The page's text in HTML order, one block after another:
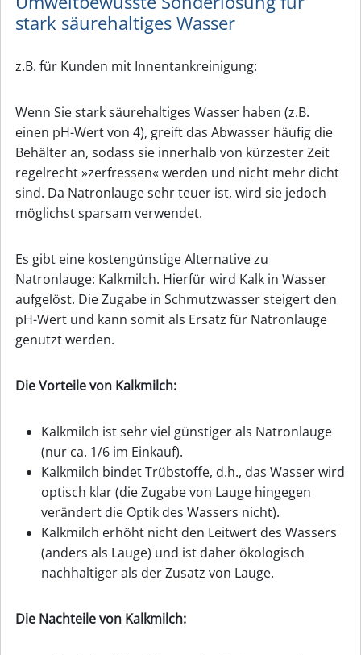
stark säurehaltiges Wasser
z.B. für Kunden mit Innentankreinigung:
Wenn Sie stark säurehaltiges Wasser haben (z.B.
einen pH-Wert von 4), greift das Abwasser häufig die
Behälter an, sodass sie innerhalb von kürzester Zeit
regelrecht »zerfressen« werden und nicht mehr dicht
sind. Da Natronlauge sehr teuer ist, wird sie jedoch
möglichst sparsam verwendet.
Es gibt eine kostengünstige Alternative zu
Natronlauge: Kalkmilch. Hierfür wird Kalk in Wasser
aufgelöst. Die Zugabe in Schmutzwasser steigert den
pH-Wert und kann somit als Ersatz für Natronlauge
genutzt werden.
Die Vorteile von Kalkmilch:
Kalkmilch ist sehr viel günstiger als Natronlauge
(nur ca. 1/6 im Einkauf).
Kalkmilch bindet Trübstoffe, d.h., das Wasser wird
optisch klar (die Zugabe von Lauge hingegen
verändert die Optik des Wassers nicht).
Kalkmilch erhöht nicht den Leitwert des Wassers
(anders als Lauge) und ist daher ökologisch
nachhaltiger als der Zusatz von Lauge.
Die Nachteile von Kalkmilch: